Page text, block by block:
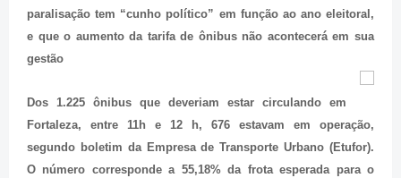
paralisação tem “cunho político” em função ao ano eleitoral,
e que o aumento da tarifa de ônibus não acontecerá em sua
gestão
Dos 1.225 ônibus que deveriam estar circulando em
Fortaleza, entre 11h e 12 h, 676 estavam em operação,
segundo boletim da Empresa de Transporte Urbano (Etufor).
O número corresponde a 55,18% da frota esperada para o